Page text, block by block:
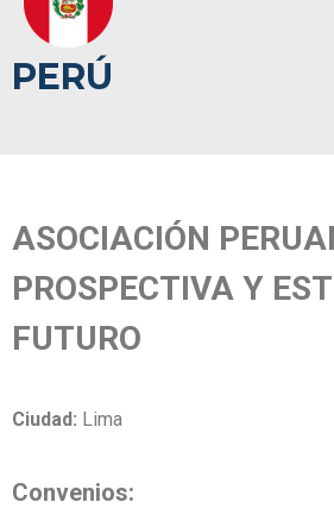
PERÚ
ASOCIACIÓN
PROSPECTIVA Y
FUTURO
Ciudad: Lima
Convenios: